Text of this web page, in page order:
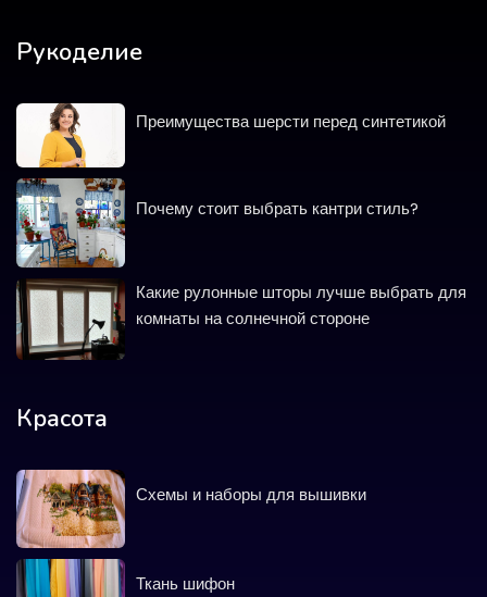
Рукоделие
Преимущества шерсти перед синтетикой
Почему стоит выбрать кантри стиль?
Какие рулонные шторы лучше выбрать для
комнаты на солнечной стороне
Красота
Схемы и наборы для вышивки
Ткань шифон